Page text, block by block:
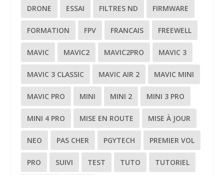
DRONE ESSAI FILTRES ND FIRMWARE
FORMATION FPV FRANCAIS FREEWELL
MAVIC MAVIC2 MAVIC2PRO MAVIC 3
MAVIC 3 CLASSIC MAVIC AIR 2 MAVIC MINI
MAVIC PRO MINI MINI 2 MINI 3 PRO
MINI 4 PRO MISE EN ROUTE MISE À JOUR
NEO PAS CHER PGYTECH PREMIER VOL
PRO SUIVI TEST TUTO TUTORIEL